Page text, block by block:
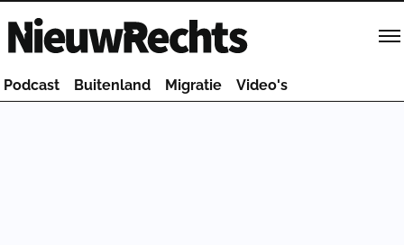
Homepage van NieuwRechts
Podcast Buitenland Migratie Video's